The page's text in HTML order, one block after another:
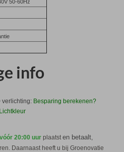
50-60Hz
info
verlichting: Besparing berekenen?
Lichtkleur
vóór 20:00 uur plaatsten betaalt,
. Daarnaast heeft u bij Groenovatie